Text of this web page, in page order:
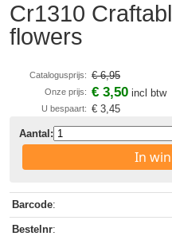
Cr1310
flowers
Catalogusprijs: € 6,95
Onze prijs: € 3,50 incl btw
U bespaart: € 3,45
Aantal:
In
Barcode:
Bestelnr: